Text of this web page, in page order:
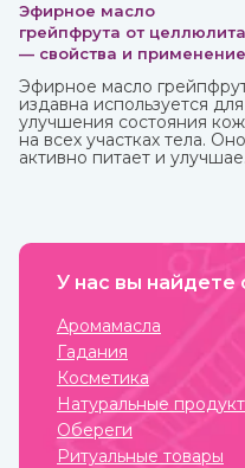
Эфирное масло
грейпфрута от целлюлита
— свойства и применение
Эфирное масло
издавна используется для
улучшения состояния
на всех участках тела. Оно
активно питает и
сильными. Также оно
настроение, бодрит и
силами.
У нас вы найдете
Аромамасла
Гадания
Косметика
Натуральные
Обереги
Ритуальные товары